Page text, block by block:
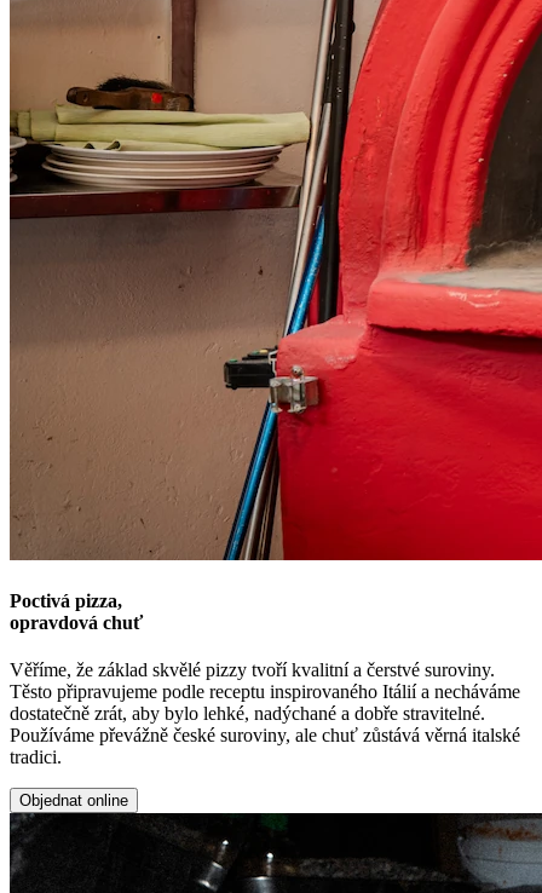
Poctivá pizza,
opravdová chuť
Věříme, že základ skvělé pizzy tvoří kvalitní a čerstvé suroviny.
Těsto připravujeme podle receptu inspirovaného Itálií a necháváme
dostatečně zrát, aby bylo lehké, nadýchané a dobře stravitelné.
Používáme převážně české suroviny, ale chuť zůstává věrná italské
tradici.
Objednat online